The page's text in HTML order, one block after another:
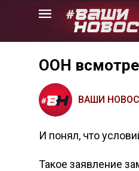
Skip
ООН
ВАШИ
И понял, что
Такое заявление